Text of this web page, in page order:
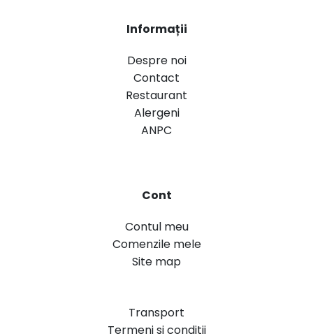
Informații
Despre noi
Contact
Restaurant
Alergeni
ANPC
Cont
Contul meu
Comenzile mele
Site map
Transport
Termeni si conditii